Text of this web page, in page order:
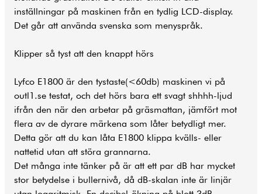
inställningar på maskinen från en tydlig LCD-display.
Det går att använda svenska som menyspråk.
Klipper så tyst att den knappt hörs
Lyfco E1800 är den tystaste(<60db) maskinen vi på
outl1.se testat, och det hörs bara ett svagt shhhh-ljud
ifrån den när den arbetar på gräsmattan, jämfört mot
flera av de dyrare märkena som låter betydligt mer.
Detta gör att du kan låta E1800 klippa kvälls- eller
nattetid utan att störa grannarna.
Det många inte tänker på är att ett par dB har mycket
stor betydelse i bullernivå, då dB-skalan inte är linjär